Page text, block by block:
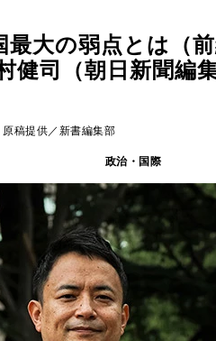
大の弱点とは（
司（朝日新聞編集
稿提供／新書編集部
政治・国際